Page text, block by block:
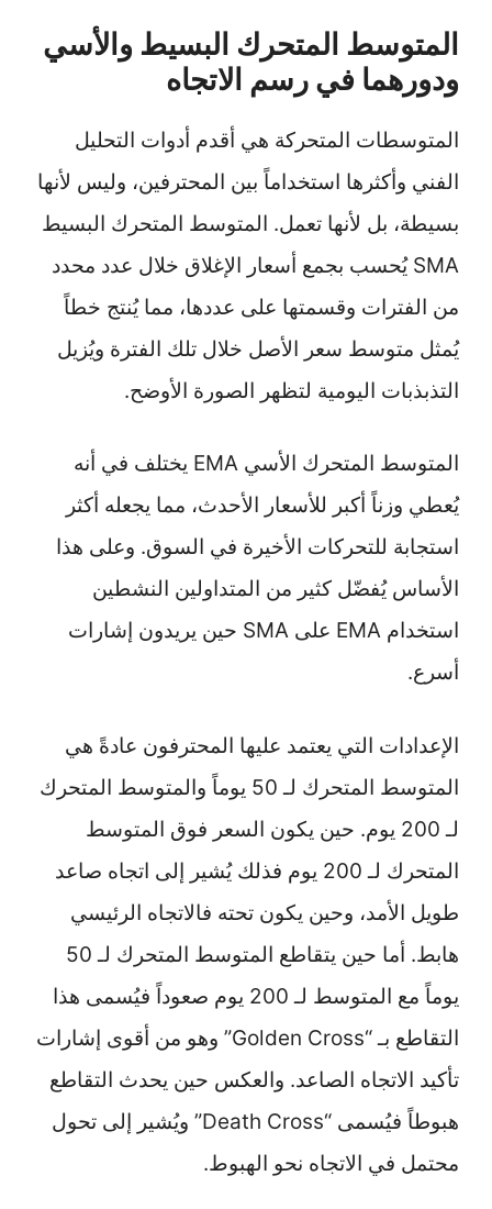
المتوسط المتحرك البسيط والأسي
ودورهما في رسم الاتجاه
المتوسطات المتحركة هي أقدم أدوات التحليل
الفني وأكثرها استخداماً بين المحترفين، وليس لأنها
بسيطة، بل لأنها تعمل. المتوسط المتحرك البسيط
SMA يُحسب بجمع أسعار الإغلاق خلال عدد محدد
من الفترات وقسمتها على عددها، مما يُنتج خطاً
يُمثل متوسط سعر الأصل خلال تلك الفترة ويُزيل
التذبذبات اليومية لتظهر الصورة الأوضح.
المتوسط المتحرك الأسي EMA يختلف في أنه
يُعطي وزناً أكبر للأسعار الأحدث، مما يجعله أكثر
استجابة للتحركات الأخيرة في السوق. وعلى هذا
الأساس يُفضّل كثير من المتداولين النشطين
استخدام EMA على SMA حين يريدون إشارات
أسرع.
الإعدادات التي يعتمد عليها المحترفون عادةً هي
المتوسط المتحرك لـ 50 يوماً والمتوسط المتحرك
لـ 200 يوم. حين يكون السعر فوق المتوسط
المتحرك لـ 200 يوم فذلك يُشير إلى اتجاه صاعد
طويل الأمد، وحين يكون تحته فالاتجاه الرئيسي
هابط. أما حين يتقاطع المتوسط المتحرك لـ 50
يوماً مع المتوسط لـ 200 يوم صعوداً فيُسمى هذا
التقاطع بـ “Golden Cross” وهو من أقوى إشارات
تأكيد الاتجاه الصاعد. والعكس حين يحدث التقاطع
هبوطاً فيُسمى “Death Cross” ويُشير إلى تحول
محتمل في الاتجاه نحو الهبوط.